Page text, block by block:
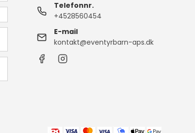
Telefonnr.
+4528560454
E-mail
kontakt@eventyrbarn-aps.dk